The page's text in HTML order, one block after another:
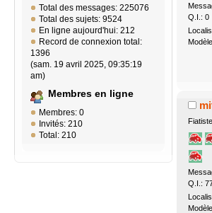
Total des messages: 225076
Total des sujets: 9524
En ligne aujourd'hui: 212
Record de connexion total:
1396
(sam. 19 avril 2025, 09:35:19
am)
Membres en ligne
Membres: 0
Invités: 210
Total: 210
Q.I.: 0
Q.I.: